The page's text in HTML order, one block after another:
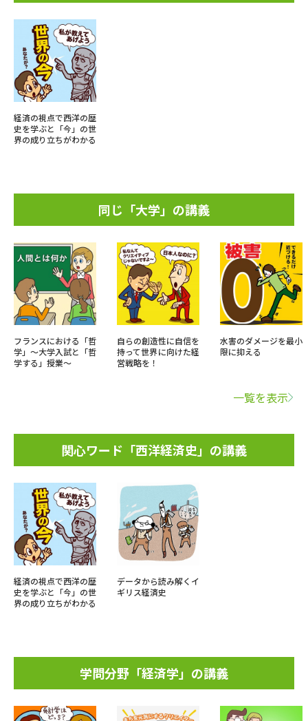
経済の視点で西洋の歴
史を学ぶと「今」の世
界の成り立ちがわかる
同じ「大学」の講義
フランスにおける「哲
学」～大学入試と「哲
学する」授業～
自らの創造性に自信を
持って世界に向けた経
営戦略を！
水害のダメージを最小
限に抑える
一覧を表示
関心ワード「西洋経済史」の講義
経済の視点で西洋の歴
史を学ぶと「今」の世
界の成り立ちがわかる
データから読み解くイ
ギリス経済史
学問分野「経済学」の講義